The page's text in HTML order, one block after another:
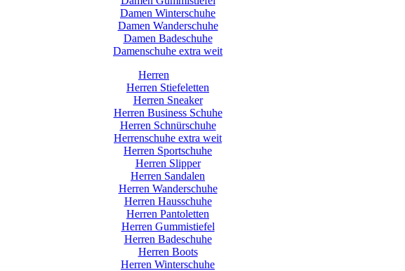
Damen Winterschuhe
Damen Wanderschuhe
Damen Badeschuhe
Damenschuhe extra weit
Herren
Herren Stiefeletten
Herren Sneaker
Herren Business Schuhe
Herren Schnürschuhe
Herrenschuhe extra weit
Herren Sportschuhe
Herren Slipper
Herren Sandalen
Herren Wanderschuhe
Herren Hausschuhe
Herren Pantoletten
Herren Gummistiefel
Herren Badeschuhe
Herren Boots
Herren Winterschuhe